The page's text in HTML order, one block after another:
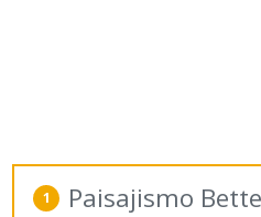
1 Paisajismo